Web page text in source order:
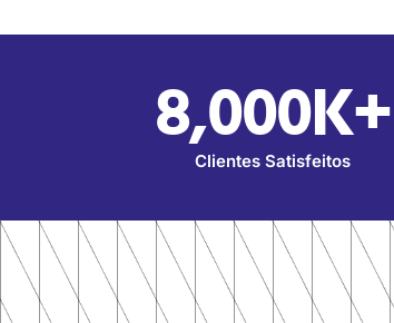
Clientes Satisfeitos
8,000K+